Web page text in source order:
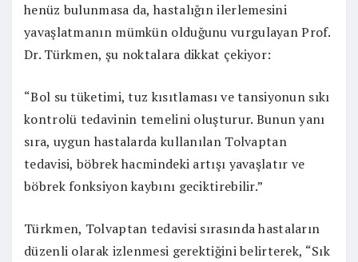
henüz bulunmasa da, hastalığın ilerlemesini
yavaşlatmanın mümkün olduğunu vurgulayan Prof.
Dr. Türkmen, şu noktalara dikkat çekiyor:
“Bol su tüketimi, tuz kısıtlaması ve tansiyonun sıkı
kontrolü tedavinin temelini oluşturur. Bunun yanı
sıra, uygun hastalarda kullanılan Tolvaptan
tedavisi, böbrek hacmindeki artışı yavaşlatır ve
böbrek fonksiyon kaybını geciktirebilir.”
Türkmen, Tolvaptan tedavisi sırasında hastaların
düzenli olarak izlenmesi gerektiğini belirterek, “Sık